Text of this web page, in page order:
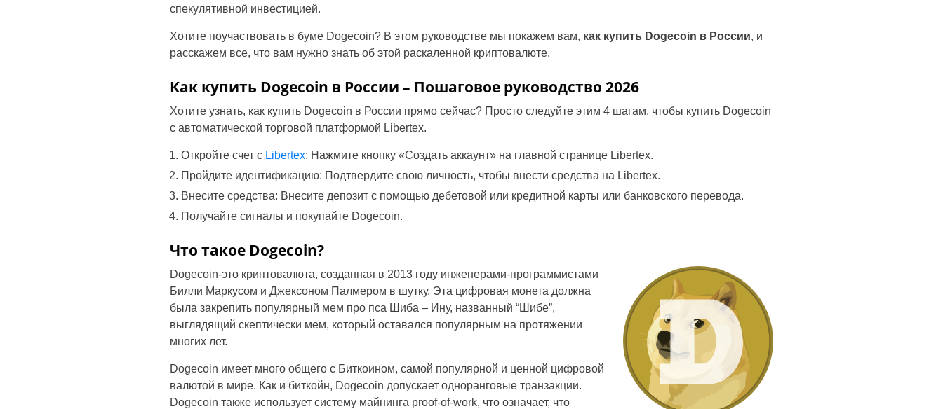
спекулятивной инвестицией.
Хотите поучаствовать в буме Dogecoin? В этом руководстве мы покажем вам, как купить Dogecoin в России, и
расскажем все, что вам нужно знать об этой раскаленной криптовалюте.
Как купить Dogecoin в России – Пошаговое руководство 2026
Хотите узнать, как купить Dogecoin в России прямо сейчас? Просто следуйте этим 4 шагам, чтобы купить Dogecoin
с автоматической торговой платформой Libertex.
Откройте счет с Libertex: Нажмите кнопку «Создать аккаунт» на главной странице Libertex.
Пройдите идентификацию: Подтвердите свою личность, чтобы внести средства на Libertex.
Внесите средства: Внесите депозит с помощью дебетовой или кредитной карты или банковского перевода.
Получайте сигналы и покупайте Dogecoin.
Что такое Dogecoin?
Dogecoin-это криптовалюта, созданная в 2013 году инженерами-программистами
Билли Маркусом и Джексоном Палмером в шутку. Эта цифровая монета должна
была закрепить популярный мем про пса Шиба – Ину, названный “Шибе”,
выглядящий скептически мем, который оставался популярным на протяжении
многих лет.
Dogecoin имеет много общего с Биткоином, самой популярной и ценной цифровой
валютой в мире. Как и биткойн, Dogecoin допускает одноранговые транзакции.
Dogecoin также использует систему майнинга proof-of-work, что означает, что